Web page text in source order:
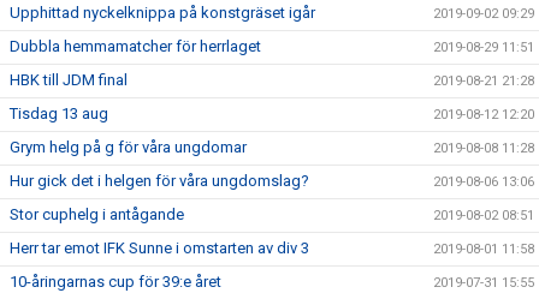
Upphittad nyckelknippa på konstgräset igår 2019-09-02 09:29
Dubbla hemmamatcher för herrlaget 2019-08-29 11:51
HBK till JDM final 2019-08-21 21:28
Tisdag 13 aug 2019-08-12 12:20
Grym helg på g för våra ungdomar 2019-08-08 11:28
Hur gick det i helgen för våra ungdomslag? 2019-08-06 13:06
Stor cuphelg i antågande 2019-08-02 08:51
Herr tar emot IFK Sunne i omstarten av div 3 2019-08-01 11:58
10-åringarnas cup för 39:e året 2019-07-31 15:55